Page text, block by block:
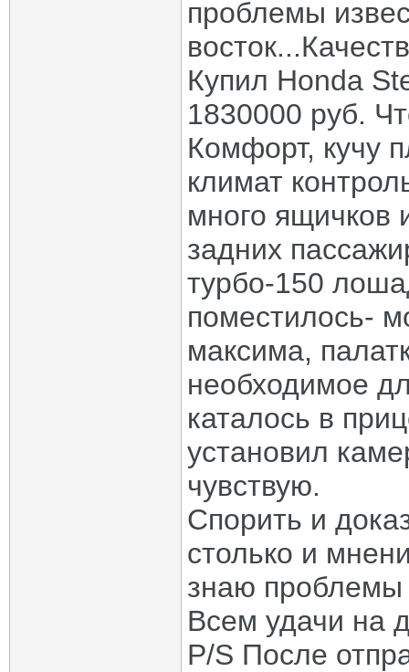
проблемы
Купил Honda
1830000 руб.
Комфорт, кучу
климат
много ящичков
задних
турбо-150
поместилось-
максима,
необходимое
каталось в
установил
чувствую.
Спорить и
столько и
знаю
Всем удачи на
P/S После